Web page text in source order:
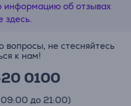
информацию об отзывах
здесь.
вопросы, не стесняйтесь
к нам!
0100
до 21:00)